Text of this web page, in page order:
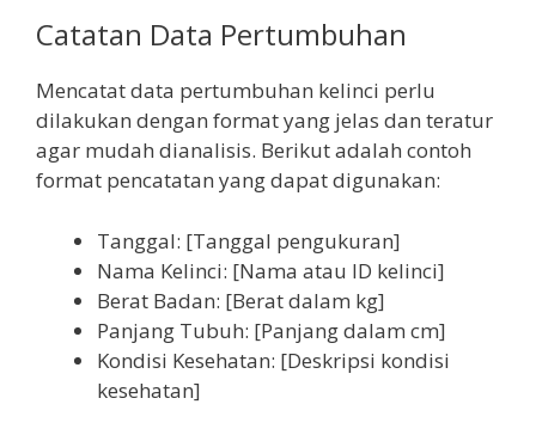
Catatan Data Pertumbuhan
Mencatat data pertumbuhan kelinci perlu
dilakukan dengan format yang jelas dan teratur
agar mudah dianalisis. Berikut adalah contoh
format pencatatan yang dapat digunakan:
Tanggal: [Tanggal pengukuran]
Nama Kelinci: [Nama atau ID kelinci]
Berat Badan: [Berat dalam kg]
Panjang Tubuh: [Panjang dalam cm]
Kondisi Kesehatan: [Deskripsi kondisi
kesehatan]